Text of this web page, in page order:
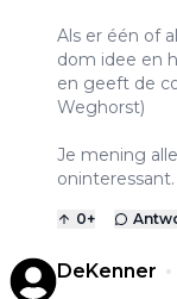
Als er één of
dom idee en
en geeft de
Weghorst)
Je mening
0+
DeKenner